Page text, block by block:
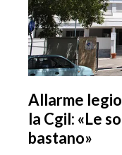
Allarme
la Cgil: «Le
bastano»